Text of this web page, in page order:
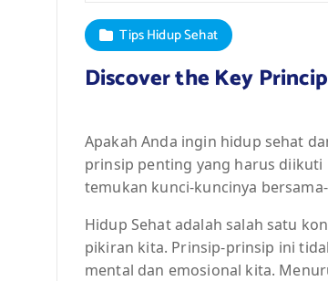
Tips Hidup Sehat
Discover the Key
Apakah Anda ingin hidup sehat
prinsip penting yang harus
temukan kunci-kuncinya
Hidup Sehat adalah salah satu
pikiran kita. Prinsip-prinsip ini
mental dan emosional kita.